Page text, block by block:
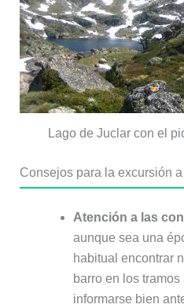
Lago de Juclar con el
Consejos para la excursión
Atención a las
aunque sea una
habitual encontrar
barro en los
informarse bien